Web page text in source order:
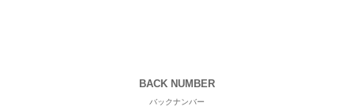
BACK NUMBER
バックナンバー